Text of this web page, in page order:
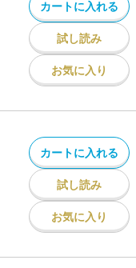
カートに入れる
試し読み
お気に入り
カートに入れる
試し読み
お気に入り